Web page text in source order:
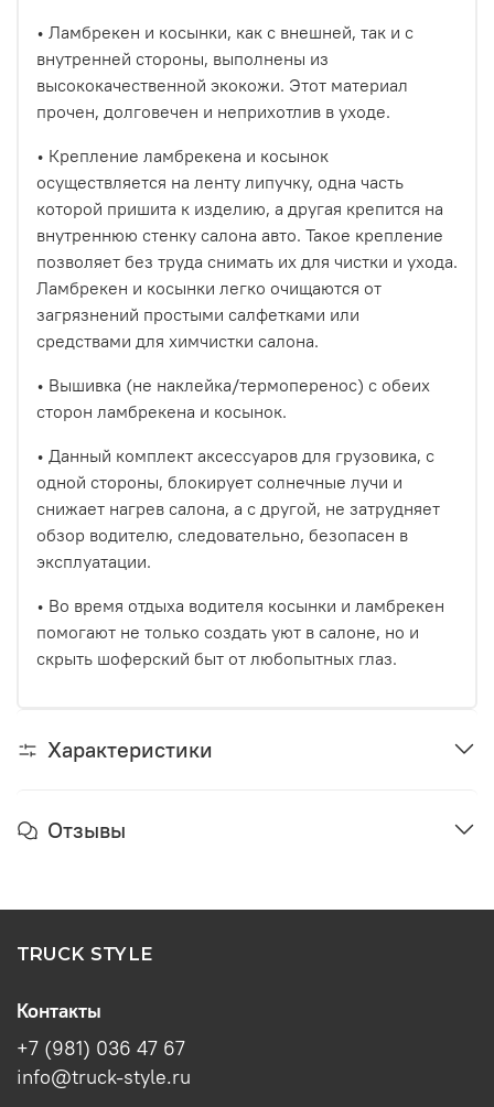
• Ламбрекен и косынки, как с внешней, так и с
внутренней стороны, выполнены из
высококачественной экокожи. Этот материал
прочен, долговечен и неприхотлив в уходе.
• Крепление ламбрекена и косынок
осуществляется на ленту липучку, одна часть
которой пришита к изделию, а другая крепится на
внутреннюю стенку салона авто. Такое крепление
позволяет без труда снимать их для чистки и ухода.
Ламбрекен и косынки легко очищаются от
загрязнений простыми салфетками или
средствами для химчистки салона.
• Вышивка (не наклейка/термоперенос) с обеих
сторон ламбрекена и косынок.
• Данный комплект аксессуаров для грузовика, с
одной стороны, блокирует солнечные лучи и
снижает нагрев салона, а с другой, не затрудняет
обзор водителю, следовательно, безопасен в
эксплуатации.
• Во время отдыха водителя косынки и ламбрекен
помогают не только создать уют в салоне, но и
скрыть шоферский быт от любопытных глаз.
Характеристики
Отзывы
TRUCK STYLE
Контакты
+7 (981) 036 47 67
info@truck-style.ru